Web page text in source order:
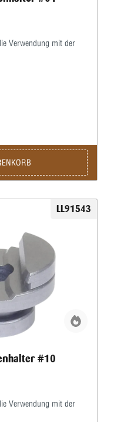
Verwendung mit der
LL91543
#10
Verwendung mit der